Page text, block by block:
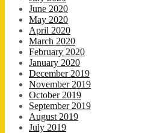
June 2020
May 2020
April 2020
March 2020
February 2020
January 2020
December 2019
November 2019
October 2019
September 2019
August 2019
July 2019